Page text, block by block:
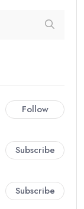
Follow
Subscribe
Subscribe